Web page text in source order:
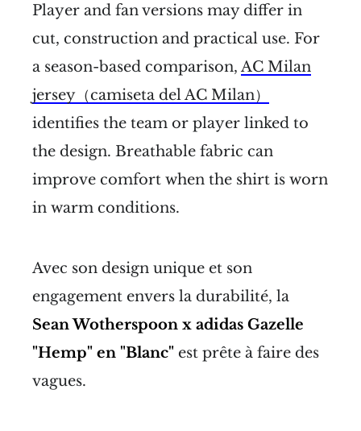
Player and fan versions may differ in
cut, construction and practical use. For
a season-based comparison, AC Milan
jersey（camiseta del AC Milan）
identifies the team or player linked to
the design. Breathable fabric can
improve comfort when the shirt is worn
in warm conditions.
Avec son design unique et son
engagement envers la durabilité, la
Sean Wotherspoon x adidas Gazelle
"Hemp" en "Blanc" est prête à faire des
vagues.